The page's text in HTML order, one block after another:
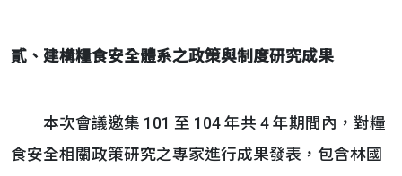
貳、 建構糧食安全體系之政策與制度研究成果
本次會議邀集 101 至 104 年共 4 年期間內，對糧
食安全相關政策研究之專家進行成果發表，包含林國